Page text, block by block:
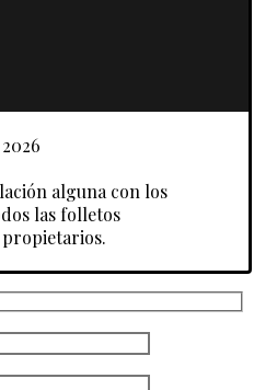
alguna con los
las folletos
propietarios.